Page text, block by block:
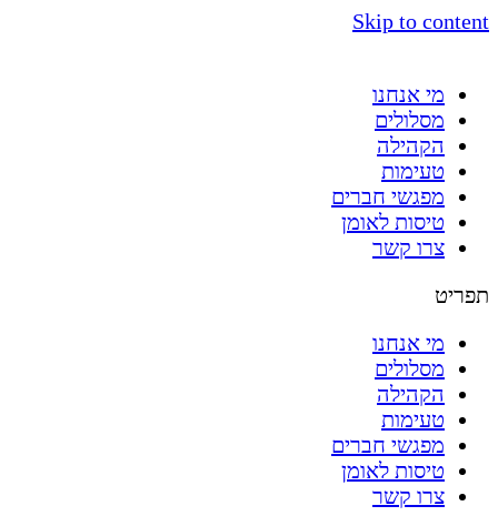
Skip to content
מי אנחנו
מסלולים
הקהילה
טעימות
מפגשי חברים
טיסות לאומן
צרו קשר
תפריט
מי אנחנו
מסלולים
הקהילה
טעימות
מפגשי חברים
טיסות לאומן
צרו קשר